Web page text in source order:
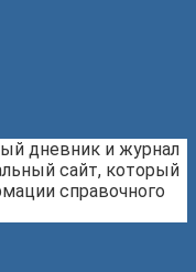
дневник и журнал
сайт, который
справочного